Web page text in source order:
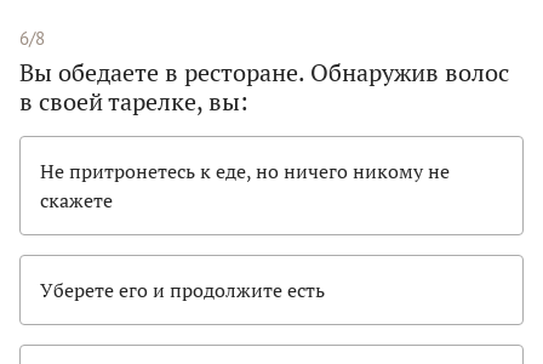
6/8
Вы обедаете в ресторане. Обнаружив волос
в своей тарелке, вы:
Не притронетесь к еде, но ничего никому не
скажете
Уберете его и продолжите есть